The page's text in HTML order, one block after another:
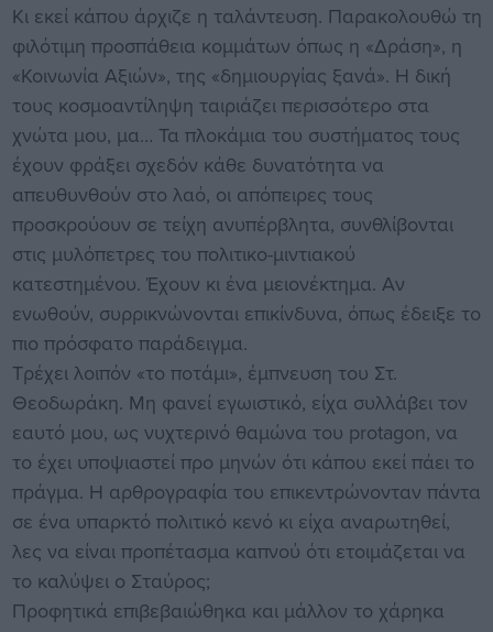
Κι εκεί κάπου άρχιζε η ταλάντευση. Παρακολουθώ τη
φιλότιμη προσπάθεια κομμάτων όπως η «Δράση», η
«Κοινωνία Αξιών», της «δημιουργίας ξανά». Η δική
τους κοσμοαντίληψη ταιριάζει περισσότερο στα
χνώτα μου, μα… Τα πλοκάμια του συστήματος τους
έχουν φράξει σχεδόν κάθε δυνατότητα να
απευθυνθούν στο λαό, οι απόπειρες τους
προσκρούουν σε τείχη ανυπέρβλητα, συνθλίβονται
στις μυλόπετρες του πολιτικο-μιντιακού
κατεστημένου. Έχουν κι ένα μειονέκτημα. Αν
ενωθούν, συρρικνώνονται επικίνδυνα, όπως έδειξε το
πιο πρόσφατο παράδειγμα.
Τρέχει λοιπόν «το ποτάμι», έμπνευση του Στ.
Θεοδωράκη. Μη φανεί εγωιστικό, είχα συλλάβει τον
εαυτό μου, ως νυχτερινό θαμώνα του protagon, να
το έχει υποψιαστεί προ μηνών ότι κάπου εκεί πάει το
πράγμα. Η αρθρογραφία του επικεντρώνονταν πάντα
σε ένα υπαρκτό πολιτικό κενό κι είχα αναρωτηθεί,
λες να είναι προπέτασμα καπνού ότι ετοιμάζεται να
το καλύψει ο Σταύρος;
Προφητικά επιβεβαιώθηκα και μάλλον το χάρηκα